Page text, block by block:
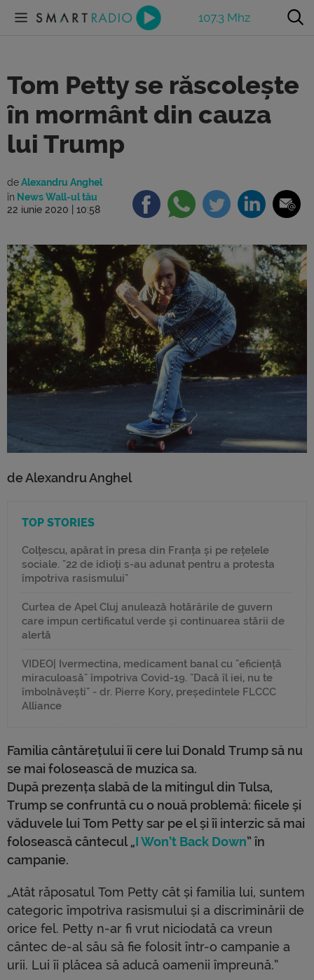
107.3 Mhz
Tom Petty se răscolește
în mormânt din cauza
lui Trump
deAlexandru Anghel
în News Wall-ul tău
22 iunie 2020 | 10:58
de Alexandru Anghel
TOP STORIES
Colțescu, apărat în presa din Franța și pe rețelele
sociale. "22 de idioți s-au adunat pentru a protesta
împotriva rasismului"
Curtea de Apel Cluj anulează hotărârile de guvern
care impun certificatul verde și continuarea stării de
alertă
VIDEO| Ivermectina, medicament banal cu "eficiență
miraculoasă" împotriva Covid-19. "Dacă îl iei, nu te
îmbolnăvești" - dr. Pierre Kory, președintele FLCCC
Alliance
Familia cântărețului îi cere lui Donald Trump să nu
se mai folosească de muzica sa.
După prezența slabă de la mitingul din Tulsa,
Trump se confruntă cu o nouă problemă: fiicele și
văduvele lui Tom Petty sar pe el și îi interzic să mai
folosească cântecul „I Won’t Back Down” în
campanie.
„Atât răposatul Tom Petty cât și familia lui, suntem
categoric împotriva rasismului și a discriminării de
orice fel. Petty n-ar fi vrut niciodată ca vreun
cântec de-al său să fie folosit într-o campanie a
urii. Lui îi plăcea să aducă oamenii împreună.”